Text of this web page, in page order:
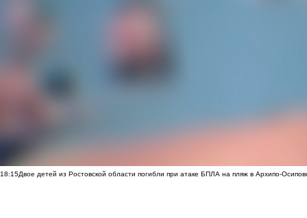
18:15Двое детей из Ростовской области погибли при атаке БПЛА на пляж в Архипо-